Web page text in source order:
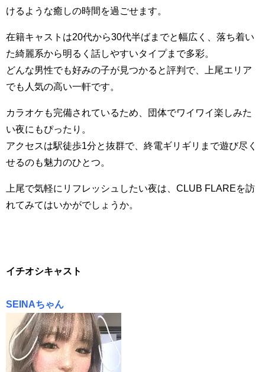
けるような癒しの時間を過ごせます。
在籍キャストは20代から30代半ばまでと幅広く、落ち着い
た綺麗系から明るく話しやすいタイプまで多彩。
どんな男性でも好みの子が見つかると評判で、上尾エリア
でも人気の高い一軒です。
カラオケも完備されているため、団体でワイワイ楽しみた
い夜にもぴったり。
アクセスは駅徒歩1分と抜群で、終電ギリギリまで遊び尽く
せるのも魅力のひとつ。
上尾で気軽にリフレッシュしたい夜は、CLUB FLAREを訪
れてみてはいかがでしょうか。
イチオシキャスト
SEINAちゃん